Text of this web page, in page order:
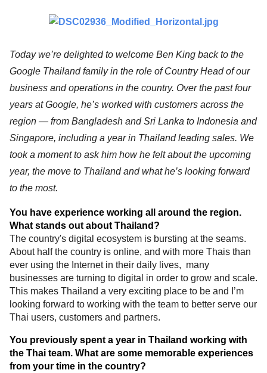
Today we’re delighted to welcome Ben King back to the
Google Thailand family in the role of Country Head of our
business and operations in the country. Over the past four
years at Google, he’s worked with customers across the
region — from Bangladesh and Sri Lanka to Indonesia and
Singapore, including a year in Thailand leading sales. We
took a moment to ask him how he felt about the upcoming
year, the move to Thailand and what he’s looking forward
to the most.
You have experience working all around the region.
What stands out about Thailand?
The country's digital ecosystem is bursting at the seams.
About half the country is online, and with more Thais than
ever using the Internet in their daily lives,  many
businesses are turning to digital in order to grow and scale.
This makes Thailand a very exciting place to be and I’m
looking forward to working with the team to better serve our
Thai users, customers and partners.
You previously spent a year in Thailand working with
the Thai team. What are some memorable experiences
from your time in the country?